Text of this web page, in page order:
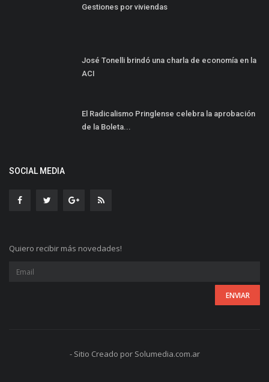
Gestiones por viviendas
José Tonelli brindó una charla de economía en la
ACI
El Radicalismo Pringlense celebra la aprobación
de la Boleta...
SOCIAL MEDIA
Quiero recibir más novedades!
- Sitio Creado por Solumedia.com.ar